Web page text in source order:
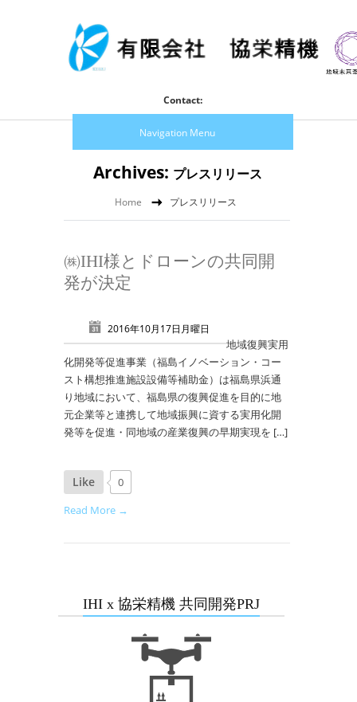
Contact:
Navigation Menu
Archives: プレスリリース
Home プレスリリース
㈱IHI様とドローンの共同開
発が決定
2016年10月17日月曜日
地域復興実用
化開発等促進事業（福島イノベーション・コー
スト構想推進施設設備等補助金）は福島県浜通
り地域において、福島県の復興促進を目的に地
元企業等と連携して地域振興に資する実用化開
発等を促進・同地域の産業復興の早期実現を […]
Like
0
Read More →
IHI x 協栄精機 共同開発PRJ